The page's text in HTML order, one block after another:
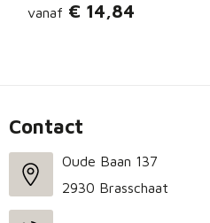
vanaf € 14,84
Contact
Oude Baan 137
2930 Brasschaat